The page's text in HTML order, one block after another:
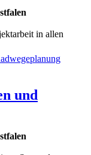
in allen
und